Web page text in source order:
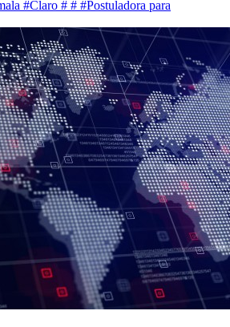
#Claro # # #Postuladora para